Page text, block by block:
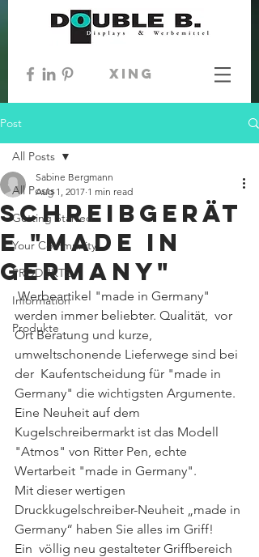
xing
Post
All Posts
Getting Started
Your Community
PRODUKTE
Information
Produkte
All Posts
Schreibgerät
e "made in
Germany"
Sabine Bergmann
Aug 1, 2017 1 min read
Werbeartikel "made in Germany"
werden immer beliebter. Qualität,  vor
Ort Beratung und kurze,
umweltschonende Lieferwege sind bei
der  Kaufentscheidung für "made in
Germany" die wichtigsten Argumente.
Eine Neuheit auf dem
Kugelschreibermarkt ist das Modell
"Atmos" von Ritter Pen, echte
Wertarbeit "made in Germany".
Mit dieser wertigen
Druckkugelschreiber-Neuheit „made in
Germany“ haben Sie alles im Griff!
Ein  völlig neu gestalteter Griffbereich